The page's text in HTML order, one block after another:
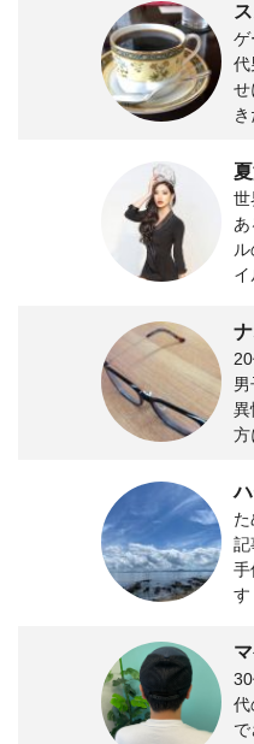
ゲ
代
せ
世
あ
異
方
記
手
す
代